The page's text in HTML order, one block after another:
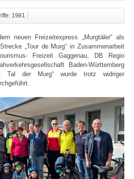
1981
neuen Freizeitexpress „Murgtäler“ als
„Tour de Murg“ in Zusammenarbeit
Freizeit Gaggenau, DB Regio
Baden-Württemberg
Tal der Murg“ wurde trotz widriger